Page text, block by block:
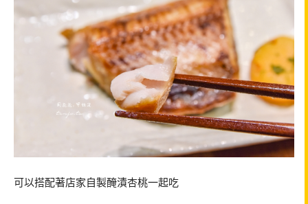
可以搭配著店家自製醃漬杏桃一起吃